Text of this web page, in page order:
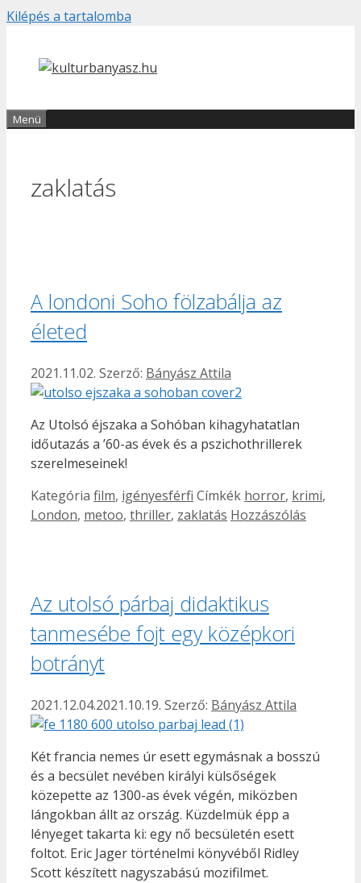
Kilépés a tartalomba
Menü
zaklatás
A londoni Soho fölzabálja az
életed
2021.11.02. Szerző: Bányász Attila
Az Utolsó éjszaka a Sohóban kihagyhatatlan
időutazás a ’60-as évek és a pszichothrillerek
szerelmeseinek!
Kategória film, igényesférfi Címkék horror, krimi,
London, metoo, thriller, zaklatás Hozzászólás
Az utolsó párbaj didaktikus
tanmesébe fojt egy középkori
botrányt
2021.12.04.2021.10.19. Szerző: Bányász Attila
Két francia nemes úr esett egymásnak a bosszú
és a becsület nevében királyi külsőségek
közepette az 1300-as évek végén, miközben
lángokban állt az ország. Küzdelmük épp a
lényeget takarta ki: egy nő becsületén esett
foltot. Eric Jager történelmi könyvéből Ridley
Scott készített nagyszabású mozifilmet.